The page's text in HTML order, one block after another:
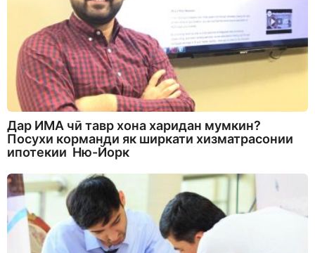
Дар ИМА чӣ тавр хона харидан мумкин?
Посухи корманди як ширкати хизматрасонии
ипотекии Ню-Йорк